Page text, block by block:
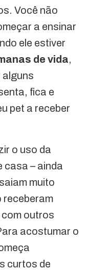
Você não
a ensinar
ele estiver
de vida,
alguns
fica e
pet a receber
o uso da
casa – ainda
muito
receberam
outros
acostumar o
curtos de